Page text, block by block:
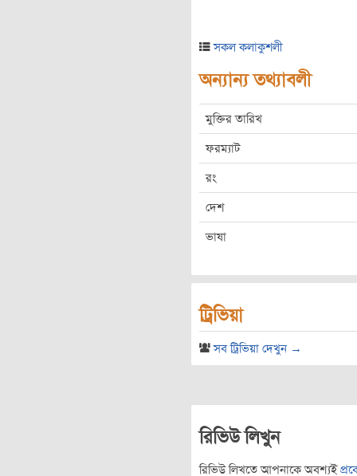
সকল কলাকুশলী
অন্যান্য তথ্যাবলী
মুক্তির তারিখ
ফরম্যাট
রং
দেশ
ভাষা
ট্রিভিয়া
সব ট্রিভিয়া দেখুন →
রিভিউ লিখুন
রিভিউ লিখতে আপনাকে অবশ্যই